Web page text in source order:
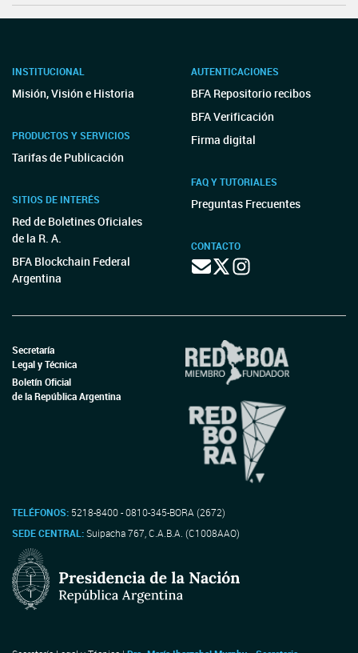
INSTITUCIONAL
Misión, Visión e Historia
PRODUCTOS Y SERVICIOS
Tarifas de Publicación
SITIOS DE INTERÉS
Red de Boletines Oficiales
de la R. A.
BFA Blockchain Federal
Argentina
AUTENTICACIONES
BFA Repositorio recibos
BFA Verificación
Firma digital
FAQ Y TUTORIALES
Preguntas Frecuentes
CONTACTO
Secretaría
Legal y Técnica
Boletín Oficial
de la República Argentina
TELÉFONOS: 5218-8400 - 0810-345-BORA (2672)
SEDE CENTRAL:Suipacha 767, C.A.B.A. (C1008AAO)